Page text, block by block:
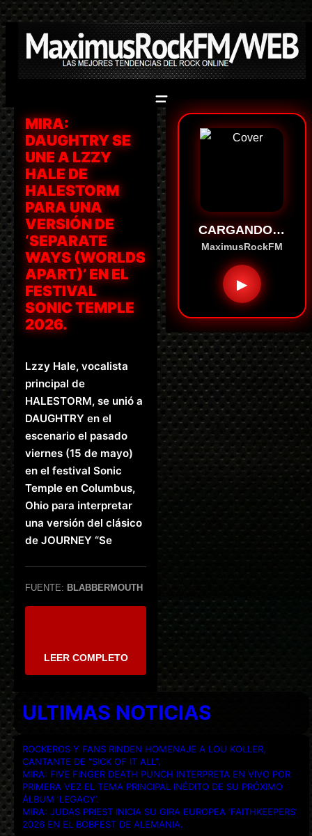
Saltar
contenido
MIRA:
DAUGHTRY SE
UNE A LZZY
HALE DE
HALESTORM
PARA UNA
VERSIÓN DE
‘SEPARATE
WAYS (WORLDS
APART)’ EN EL
FESTIVAL
SONIC TEMPLE
2026.
Lzzy Hale, vocalista
principal de
HALESTORM, se unió a
DAUGHTRY en el
escenario el pasado
viernes (15 de mayo)
en el festival Sonic
Temple en Columbus,
Ohio para interpretar
una versión del clásico
de JOURNEY “Se
FUENTE: BLABBERMOUTH
LEER COMPLETO
CARGANDO…
MaximusRockFM
▶
ULTIMAS NOTICIAS
ROCKEROS Y FANS RINDEN HOMENAJE A LOU KOLLER,
CANTANTE DE “SICK OF IT ALL”.
MIRA: FIVE FINGER DEATH PUNCH INTERPRETA EN VIVO POR
PRIMERA VEZ EL TEMA PRINCIPAL INÉDITO DE SU PRÓXIMO
ÁLBUM ‘LEGACY’.
MIRA: JUDAS PRIEST INICIA SU GIRA EUROPEA ‘FAITHKEEPERS’
2026 EN EL BOBFEST DE ALEMANIA.